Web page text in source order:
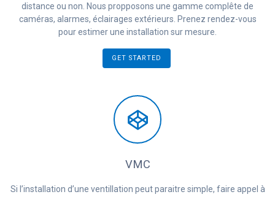
distance ou non. Nous propposons une gamme complête de
caméras, alarmes, éclairages extérieurs. Prenez rendez-vous
pour estimer une installation sur mesure.
GET STARTED
VMC
Si l’installation d’une ventillation peut paraitre simple, faire appel à